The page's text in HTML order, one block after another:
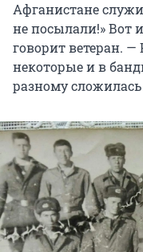
Афганистане
не посылали!» Вот
говорит ветеран. —
некоторые и в
разному